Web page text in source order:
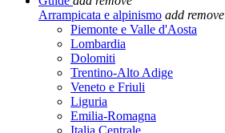
Arrampicata e alpinismo add remove
Piemonte e Valle d'Aosta
Lombardia
Dolomiti
Trentino-Alto Adige
Veneto e Friuli
Liguria
Emilia-Romagna